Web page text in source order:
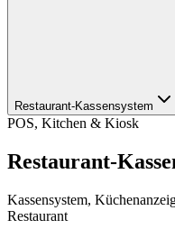
Restaurant-Kassensystem
POS, Kitchen & Kiosk
Restaurant-
Kassensystem,
Restaurant